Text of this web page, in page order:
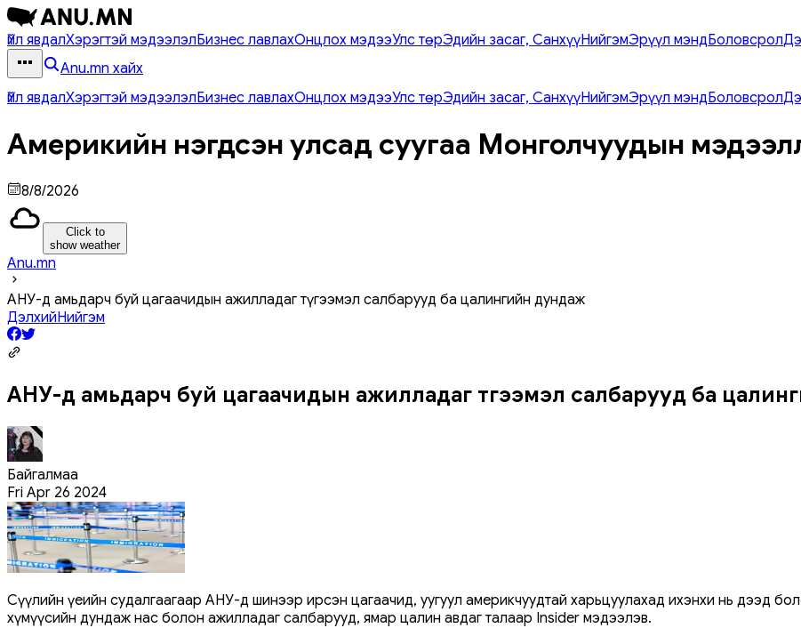
Үйл явдалХэрэгтэй мэдээлэлБизнес лавлахОнцлох мэдээУлс төрЭдийн засаг, СанхүүНийгэмЭрүүл мэндБоловсрол
Anu.mn хайх
Үйл явдалХэрэгтэй мэдээлэлБизнес лавлахОнцлох мэдээУлс төрЭдийн засаг, СанхүүНийгэмЭрүүл мэндБоловсрол
Америкийн нэгдсэн улсад суугаа Монголчуудын
8/8/2026
Click to
show weather
Anu.mn
АНУ-д амьдарч буй цагаачидын ажилладаг түгээмэл салбарууд ба цалингийн дундаж
ДэлхийНийгэм
АНУ-д амьдарч буй цагаачидын ажилладаг түгээмэл салбарууд ба
Байгалмаа
Fri Apr 26 2024
Сүүлийн үеийн судалгаагаар АНУ-д шинээр ирсэн цагаачид, уугуул америкчуудтай харьцуулахад ихэнхи нь дээд
хүмүүсийн дундаж нас болон ажилладаг салбарууд, ямар цалин авдаг талаар Insider мэдээлэв.